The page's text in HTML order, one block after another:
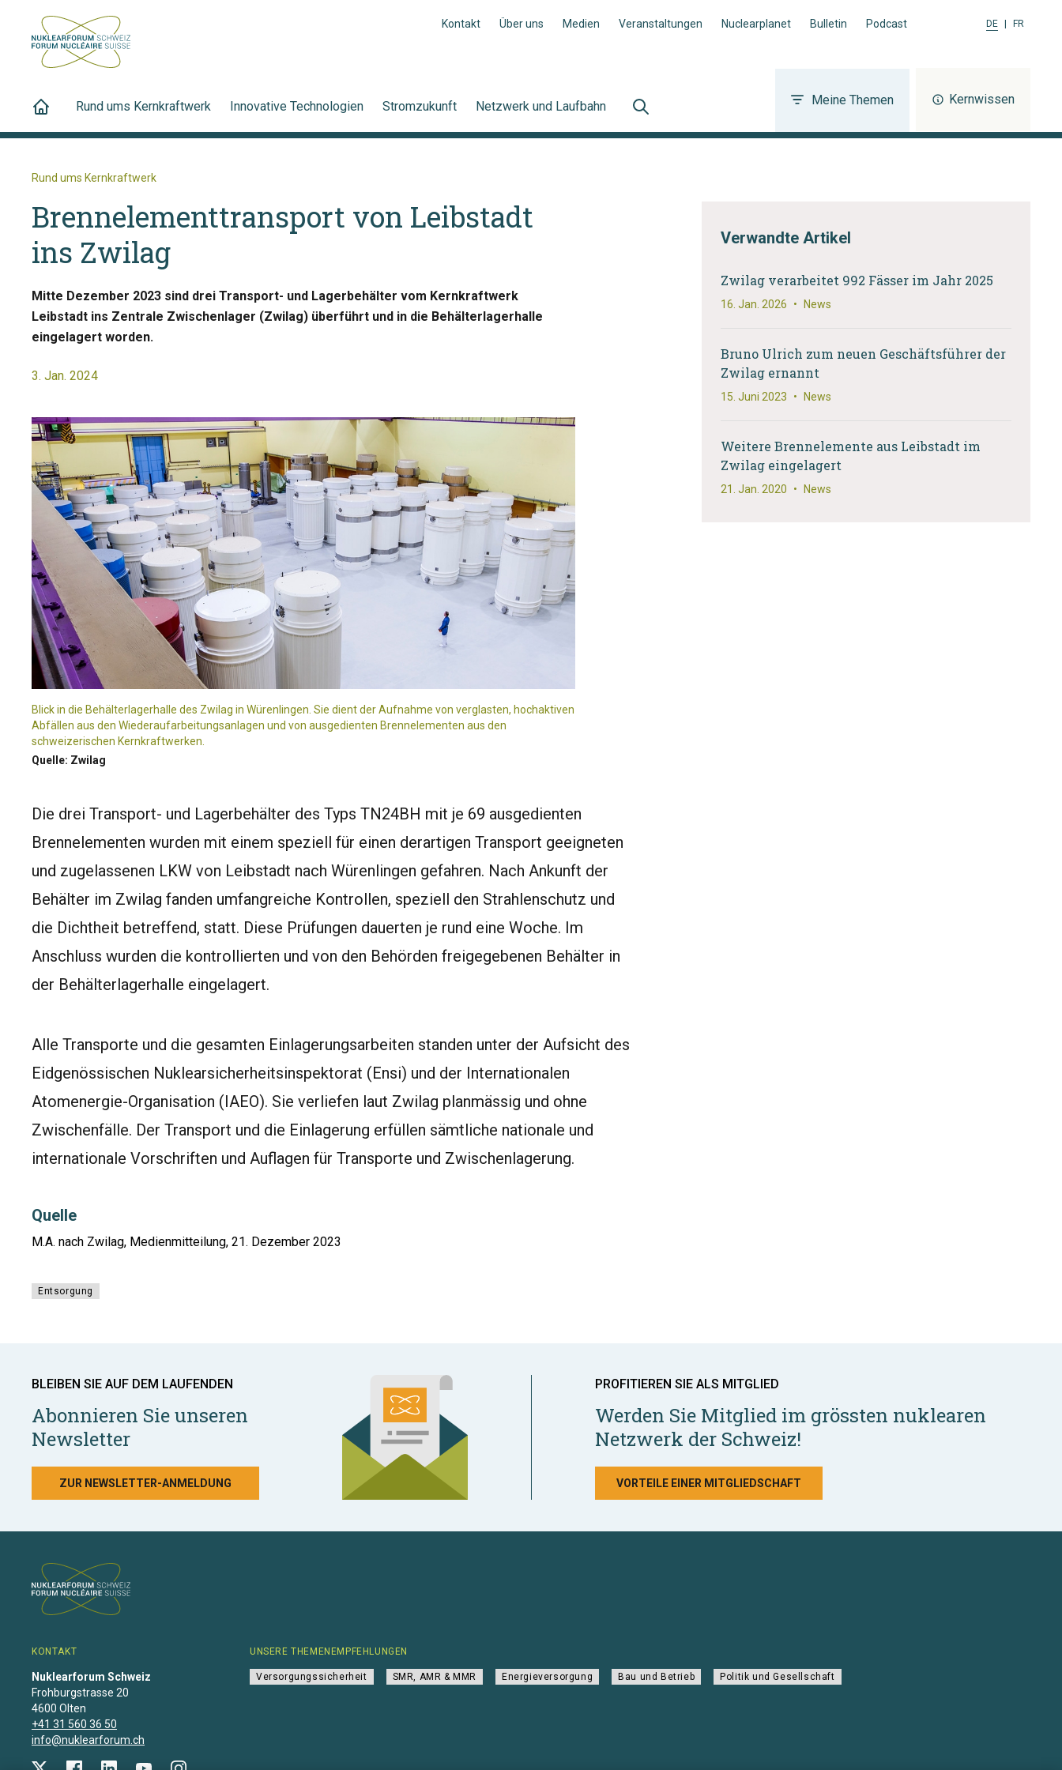
Kontakt Über uns Medien Veranstaltungen Nuclearplanet Bulletin Podcast DE FR
Rund ums Kernkraftwerk Innovative Technologien Stromzukunft Netzwerk und Laufbahn Meine Themen Kernwissen
Rund ums Kernkraftwerk
Brennelementtransport von Leibstadt
ins Zwilag
Mitte Dezember 2023 sind drei Transport- und Lagerbehälter vom Kernkraftwerk
Leibstadt ins Zentrale Zwischenlager (Zwilag) überführt und in die Behälterlagerhalle
eingelagert worden.
3. Jan. 2024
Blick in die Behälterlagerhalle des Zwilag in Würenlingen. Sie dient der Aufnahme von verglasten, hochaktiven
Abfällen aus den Wiederaufarbeitungsanlagen und von ausgedienten Brennelementen aus den
schweizerischen Kernkraftwerken.
Quelle: Zwilag
Die drei Transport- und Lagerbehälter des Typs TN24BH mit je 69 ausgedienten
Brennelementen wurden mit einem speziell für einen derartigen Transport geeigneten
und zugelassenen LKW von Leibstadt nach Würenlingen gefahren. Nach Ankunft der
Behälter im Zwilag fanden umfangreiche Kontrollen, speziell den Strahlenschutz und
die Dichtheit betreffend, statt. Diese Prüfungen dauerten je rund eine Woche. Im
Anschluss wurden die kontrollierten und von den Behörden freigegebenen Behälter in
der Behälterlagerhalle eingelagert.
Alle Transporte und die gesamten Einlagerungsarbeiten standen unter der Aufsicht des
Eidgenössischen Nuklearsicherheitsinspektorat (Ensi) und der Internationalen
Atomenergie-Organisation (IAEO). Sie verliefen laut Zwilag planmässig und ohne
Zwischenfälle. Der Transport und die Einlagerung erfüllen sämtliche nationale und
internationale Vorschriften und Auflagen für Transporte und Zwischenlagerung.
Quelle
M.A. nach Zwilag, Medienmitteilung, 21. Dezember 2023
Entsorgung
Verwandte Artikel
Zwilag verarbeitet 992 Fässer im Jahr 2025
16. Jan. 2026 • News
Bruno Ulrich zum neuen Geschäftsführer der
Zwilag ernannt
15. Juni 2023 • News
Weitere Brennelemente aus Leibstadt im
Zwilag eingelagert
21. Jan. 2020 • News
BLEIBEN SIE AUF DEM LAUFENDEN
Abonnieren Sie unseren
Newsletter
ZUR NEWSLETTER-ANMELDUNG
PROFITIEREN SIE ALS MITGLIED
Werden Sie Mitglied im grössten nuklearen
Netzwerk der Schweiz!
VORTEILE EINER MITGLIEDSCHAFT
KONTAKT
Nuklearforum Schweiz
Frohburgstrasse 20
4600 Olten
+41 31 560 36 50
info@nuklearforum.ch
UNSERE THEMENEMPFEHLUNGEN
Versorgungssicherheit SMR, AMR & MMR Energieversorgung Bau und Betrieb Politik und Gesellschaft